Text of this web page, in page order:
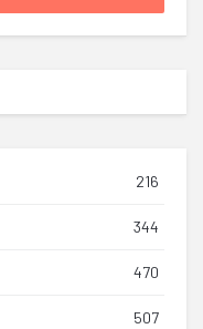
216
344
470
507